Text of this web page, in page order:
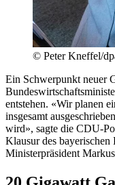
© Peter Kneffel/
Ein Schwerpunkt neuer
entstehen. «Wir planen
insgesamt
wird», sagte die CDU-
Klausur des
Ministerpräsident